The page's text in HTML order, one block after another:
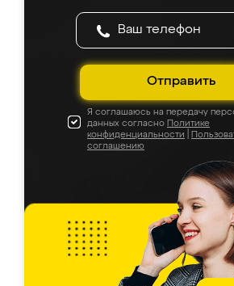
Отправить
Я соглашаюсь на передачу
данных согласно Политике
конфиденциальности
соглашению